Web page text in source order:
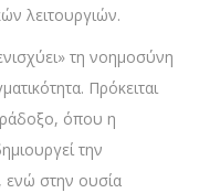
λειτουργιών.
τη νοημοσύνη
Πρόκειται
όπου η
την
ενώ στην ουσία